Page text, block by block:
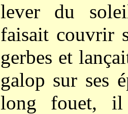
lever du
faisait couvrir
gerbes et
galop sur ses
long fouet, il